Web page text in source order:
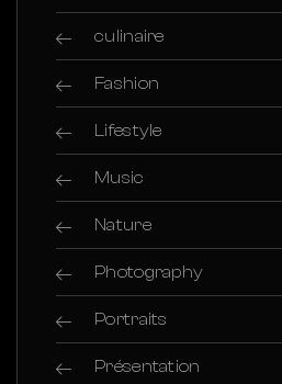
culinaire
Fashion
Lifestyle
Music
Nature
Photography
Portraits
Présentation